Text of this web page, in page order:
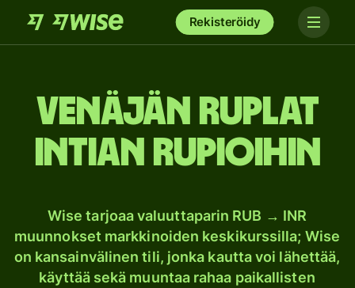
Rekisteröidy
Venäjän ruplat
Intian rupioihin
Wise tarjoaa valuuttaparin RUB → INR
muunnokset markkinoiden keskikurssilla; Wise
on kansainvälinen tili, jonka kautta voi lähettää,
käyttää sekä muuntaa rahaa paikallisten